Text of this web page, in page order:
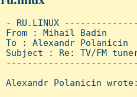
- RU.LINUX
From : Mihail Badin
To : Alexandr Polanicin
Subject : Re: TV/FM
Alexandr Polanicin